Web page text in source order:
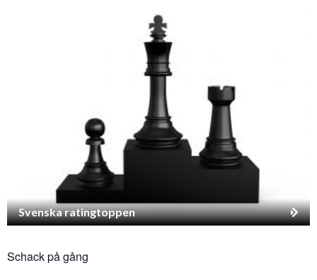
Svenska ratingtoppen
Schack på gång